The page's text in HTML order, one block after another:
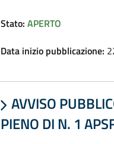
Stato: APERTO
Data inizio pubblicazione:
 AVVISO
PIENO DI N. 1